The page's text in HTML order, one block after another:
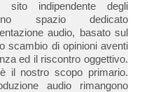
indipendente degli
spazio dedicato
audio, basato sul
scambio di opinioni aventi
ed il riscontro oggettivo.
il nostro scopo primario.
audio rimangono